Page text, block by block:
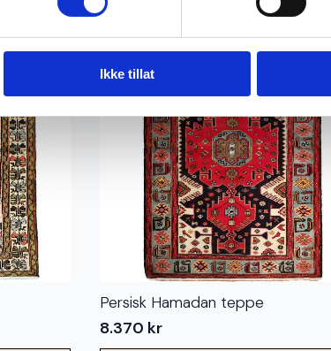
Ikke tillat
Persisk Hamadan teppe
8.370 kr